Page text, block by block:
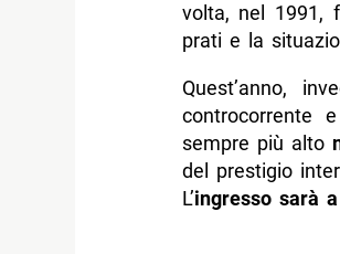
volta, nel 1991,
prati e la
Quest’anno,
controcorrente
sempre più alto
del prestigio
L’ingresso sarà